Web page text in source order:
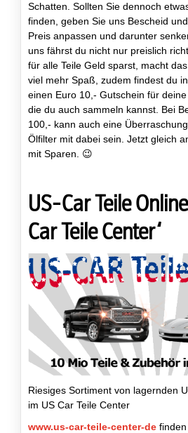
Schatten. Sollten Sie dennoch
finden, geben Sie uns Bescheid
Preis anpassen und darunter
uns fährst du nicht nur preislich
für alle Teile Geld sparst, macht
viel mehr Spaß, zudem findest du
einen Euro 10,- Gutschein für
die du auch sammeln kannst. Bei
100,- kann auch eine
Ölfilter mit dabei sein. Jetzt gleich
mit Sparen. 😉
US-Car Teile
Car Teile Center“
Riesiges Sortiment von lagernden
im US Car Teile Center
www.us-car-teile-center-de